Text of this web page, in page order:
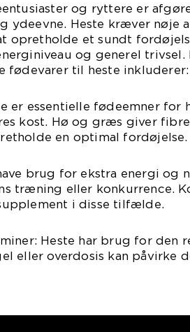
og ryttere er
ydeevne. Heste kræver nøje
opretholde et sundt
og generel
til heste inkluderer:
er essentielle fødeemner for
kost. Hø og græs giver
en optimal fordøjelse.
brug for ekstra energi
træning eller konkurrence.
i disse tilfælde.
Heste har brug for den
eller overdosis kan påvirke